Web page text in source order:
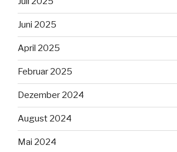
Juni 2025
April 2025
Februar 2025
Dezember 2024
August 2024
Mai 2024